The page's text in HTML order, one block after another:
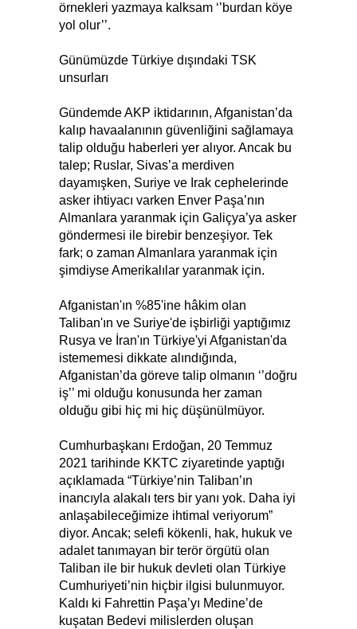
örnekleri yazmaya kalksam ‘’burdan köye
yol olur’’.
Günümüzde Türkiye dışındaki TSK
unsurları
Gündemde AKP iktidarının, Afganistan’da
kalıp havaalanının güvenliğini sağlamaya
talip olduğu haberleri yer alıyor. Ancak bu
talep; Ruslar, Sivas’a merdiven
dayamışken, Suriye ve Irak cephelerinde
asker ihtiyacı varken Enver Paşa’nın
Almanlara yaranmak için Galiçya’ya asker
göndermesi ile birebir benzeşiyor. Tek
fark; o zaman Almanlara yaranmak için
şimdiyse Amerikalılar yaranmak için.
Afganistan'ın %85'ine hâkim olan
Taliban'ın ve Suriye'de işbirliği yaptığımız
Rusya ve İran'ın Türkiye'yi Afganistan'da
istememesi dikkate alındığında,
Afganistan’da göreve talip olmanın ‘’doğru
iş’’ mi olduğu konusunda her zaman
olduğu gibi hiç mi hiç düşünülmüyor.
Cumhurbaşkanı Erdoğan, 20 Temmuz
2021 tarihinde KKTC ziyaretinde yaptığı
açıklamada “Türkiye’nin Taliban’ın
inancıyla alakalı ters bir yanı yok. Daha iyi
anlaşabileceğimize ihtimal veriyorum”
diyor. Ancak; selefi kökenli, hak, hukuk ve
adalet tanımayan bir terör örgütü olan
Taliban ile bir hukuk devleti olan Türkiye
Cumhuriyeti’nin hiçbir ilgisi bulunmuyor.
Kaldı ki Fahrettin Paşa’yı Medine’de
kuşatan Bedevi milislerden oluşan